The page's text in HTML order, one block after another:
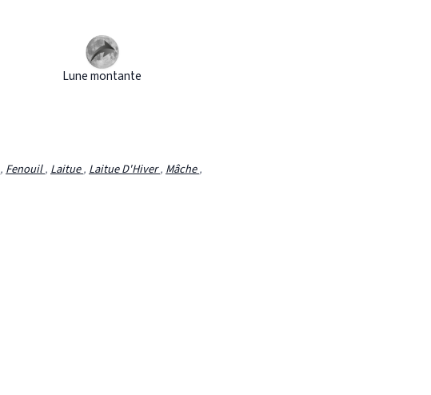
Lune montante
, Fenouil, Laitue, Laitue D'Hiver, Mâche,